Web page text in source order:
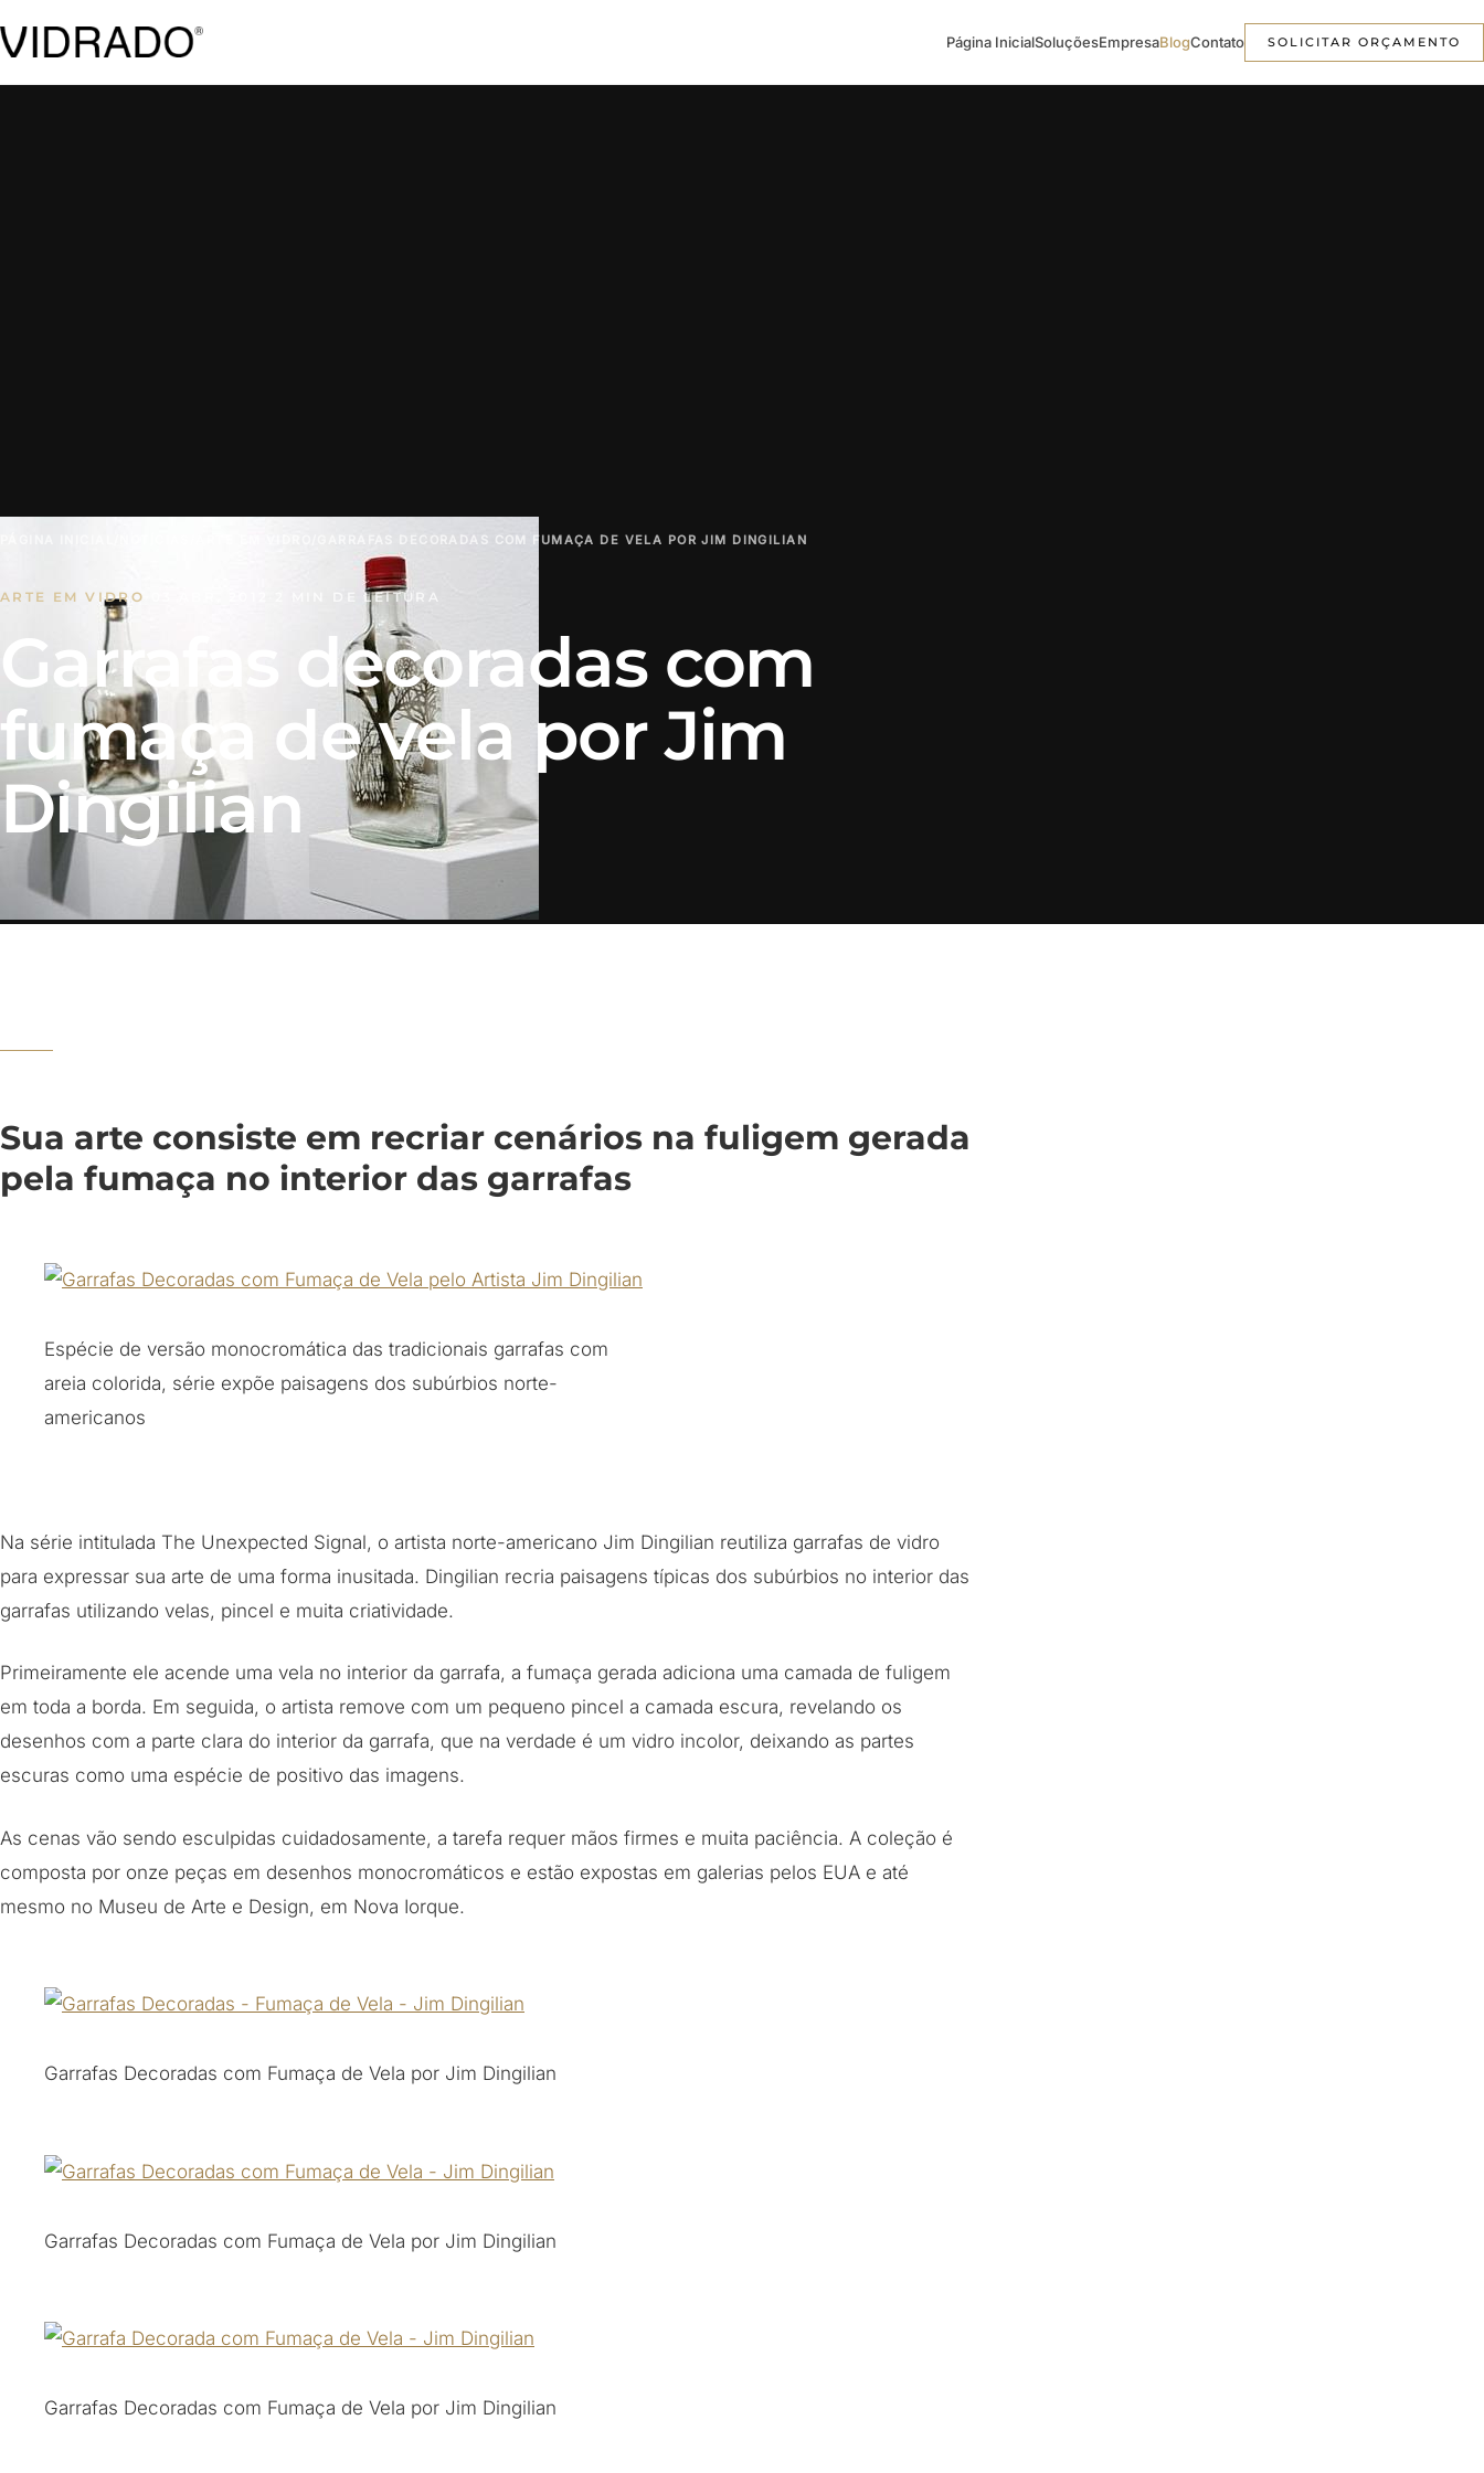
Página InicialSoluçõesEmpresaBlogContato SOLICITAR ORÇAMENTO
GARRAFAS DECORADAS COM FUMAÇA DE VELA POR JIM DINGILIAN
ARTE EM VIDRO 2 MIN DE LEITURA
Garrafas decoradas com
fumaça de vela por Jim
Dingilian
Sua arte consiste em recriar cenários na fuligem gerada
pela fumaça no interior das garrafas
Espécie de versão monocromática das tradicionais garrafas com
areia colorida, série expõe paisagens dos subúrbios norte-
americanos
Na série intitulada The Unexpected Signal, o artista norte-americano Jim Dingilian reutiliza garrafas de vidro
para expressar sua arte de uma forma inusitada. Dingilian recria paisagens típicas dos subúrbios no interior das
garrafas utilizando velas, pincel e muita criatividade.
Primeiramente ele acende uma vela no interior da garrafa, a fumaça gerada adiciona uma camada de fuligem
em toda a borda. Em seguida, o artista remove com um pequeno pincel a camada escura, revelando os
desenhos com a parte clara do interior da garrafa, que na verdade é um vidro incolor, deixando as partes
escuras como uma espécie de positivo das imagens.
As cenas vão sendo esculpidas cuidadosamente, a tarefa requer mãos firmes e muita paciência. A coleção é
composta por onze peças em desenhos monocromáticos e estão expostas em galerias pelos EUA e até
mesmo no Museu de Arte e Design, em Nova Iorque.
Garrafas Decoradas com Fumaça de Vela por Jim Dingilian
Garrafas Decoradas com Fumaça de Vela por Jim Dingilian
Garrafas Decoradas com Fumaça de Vela por Jim Dingilian